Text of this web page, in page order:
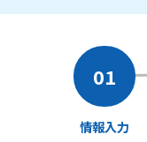
情報入力